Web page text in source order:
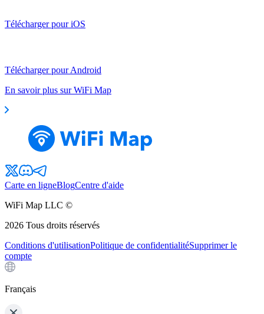
Télécharger pour iOS
Télécharger pour Android
En savoir plus sur WiFi Map
Carte en ligneBlogCentre d'aide
WiFi Map LLC ©
2026 Tous droits réservés
Conditions d'utilisationPolitique de confidentialitéSupprimer le
compte
Français